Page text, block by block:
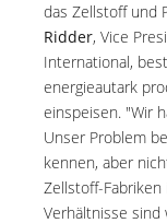
das Zellstoff und
Ridder, Vice
International,
energieautark
einspeisen. "Wir
Unser Problem
kennen, aber
Zellstoff-
Verhältnisse